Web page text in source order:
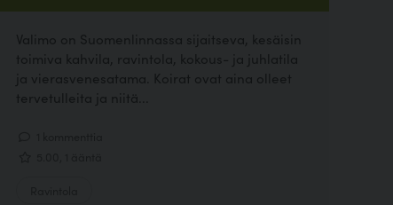
Valimo on Suomenlinnassa sijaitseva, kesäisin
toimiva kahvila, ravintola, kokous- ja juhlatila
ja vierasvenesatama. Koirat ovat aina olleet
tervetulleita ja niitä...